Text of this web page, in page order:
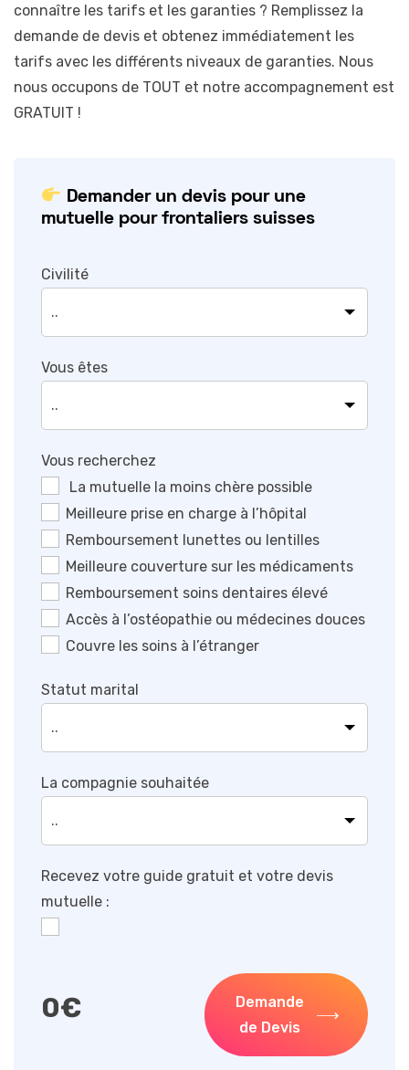
connaître les tarifs et les garanties ? Remplissez la
demande de devis et obtenez immédiatement les
tarifs avec les différents niveaux de garanties. Nous
nous occupons de TOUT et notre accompagnement est
GRATUIT !
Demander un devis pour une
mutuelle pour frontaliers suisses
Civilité
Vous êtes
Vous recherchez
La mutuelle la moins chère possible
Meilleure prise en charge à l’hôpital
Remboursement lunettes ou lentilles
Meilleure couverture sur les médicaments
Remboursement soins dentaires élevé
Accès à l’ostéopathie ou médecines douces
Couvre les soins à l’étranger
Statut marital
La compagnie souhaitée
Recevez votre guide gratuit et votre devis
mutuelle :
0€
Demande
de Devis